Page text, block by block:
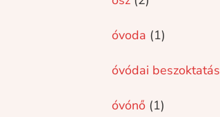
óvoda (1)
óvódai beszoktatás
óvónő (1)